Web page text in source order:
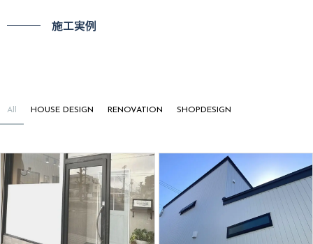
─── 施工実例
All HOUSE DESIGN RENOVATION SHOPDESIGN